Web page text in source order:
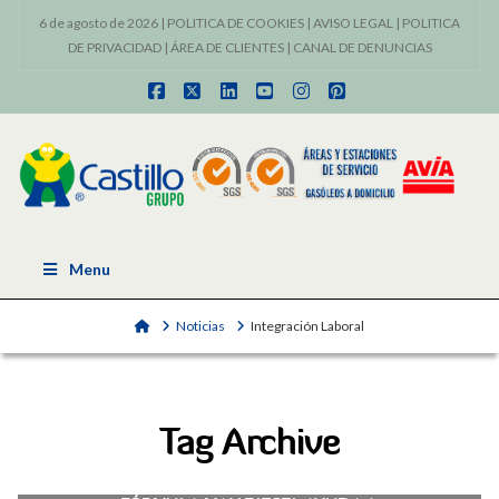
6 de agosto de 2026 | POLITICA DE COOKIES | AVISO LEGAL | POLITICA
DE PRIVACIDAD| ÁREA DE CLIENTES| CANAL DE DENUNCIAS
Facebook
X LinkedInYouTubeInstagram
Pinterest
Menu
HomeNoticias Integración Laboral
Tag Archive